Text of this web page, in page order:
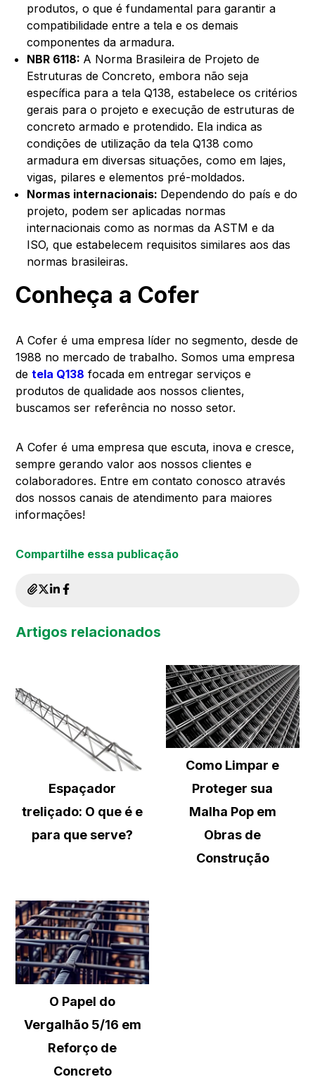
produtos, o que é fundamental para garantir a
compatibilidade entre a tela e os demais
componentes da armadura.
NBR 6118: A Norma Brasileira de Projeto de
Estruturas de Concreto, embora não seja
específica para a tela Q138, estabelece os critérios
gerais para o projeto e execução de estruturas de
concreto armado e protendido. Ela indica as
condições de utilização da tela Q138 como
armadura em diversas situações, como em lajes,
vigas, pilares e elementos pré-moldados.
Normas internacionais: Dependendo do país e do
projeto, podem ser aplicadas normas
internacionais como as normas da ASTM e da
ISO, que estabelecem requisitos similares aos das
normas brasileiras.
Conheça a Cofer
A Cofer é uma empresa líder no segmento, desde de
1988 no mercado de trabalho. Somos uma empresa
detela Q138 focada em entregar serviços e
produtos de qualidade aos nossos clientes,
buscamos ser referência no nosso setor.
A Cofer é uma empresa que escuta, inova e cresce,
sempre gerando valor aos nossos clientes e
colaboradores. Entre em contato conosco através
dos nossos canais de atendimento para maiores
informações!
Compartilhe essa publicação
Artigos relacionados
Espaçador
treliçado: O que é e
para que serve?
Como Limpar e
Proteger sua
Malha Pop em
Obras de
Construção
O Papel do
Vergalhão 5/16 em
Reforço de
Concreto